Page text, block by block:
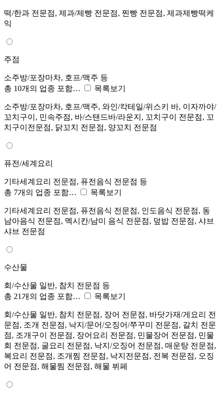
떡/한과 전문점, 제과/제빵 전문점, 찐빵 전문점, 제과제빵떡케
익
주점
소주방/포장마차, 호프/맥주 등
총 10개의 업종 포함…
목록보기
소주방/포장마차, 호프/맥주, 와인/칵테일/위스키 바, 이자까야/
꼬치구이, 민속주점, 바/스탠드바/라운지, 꼬치구이 전문점, 꼬
치구이전문점, 닭꼬치 전문점, 양꼬치 전문점
퓨전/세계요리
기타세계요리 전문점, 퓨전음식 전문점 등
총 7개의 업종 포함…
목록보기
기타세계요리 전문점, 퓨전음식 전문점, 인도음식 전문점, 동
남아음식 전문점, 멕시칸/남미 음식 전문점, 덮밥 전문점, 샤브
샤브 전문점
수산물
회/수산물 일반, 참치 전문점 등
총 21개의 업종 포함…
목록보기
회/수산물 일반, 참치 전문점, 장어 전문점, 바닷가재/게요리 전
문점, 조개 전문점, 낙지/문어/오징어/쭈꾸미 전문점, 갈치 전문
점, 조개구이 전문점, 장어요리 전문점, 민물장어 전문점, 민물
회 전문점, 굴요리 전문점, 낙지/오징어 전문점, 매운탕 전문점,
복요리 전문점, 조개찜 전문점, 낙지전문점, 전복 전문점, 오징
어 전문점, 해물찜 전문점, 해물 뷔페